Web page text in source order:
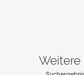
Weitere